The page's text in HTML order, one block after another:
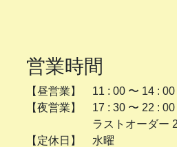
営業時間
【昼営業】 11 : 00 〜 14 : 00
【夜営業】 17 : 30 〜 22 : 00
ラストオーダー 21
【定休日】 水曜